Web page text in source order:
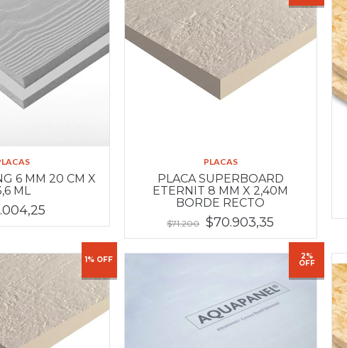
6 MM 20 CM X
ML
PLACAS
PLACA SUPERBOARD
ETERNIT 8 MM X 2,40M
BORDE RECTO
$71.200 $70.903,35
1% OFF 2%
OFF